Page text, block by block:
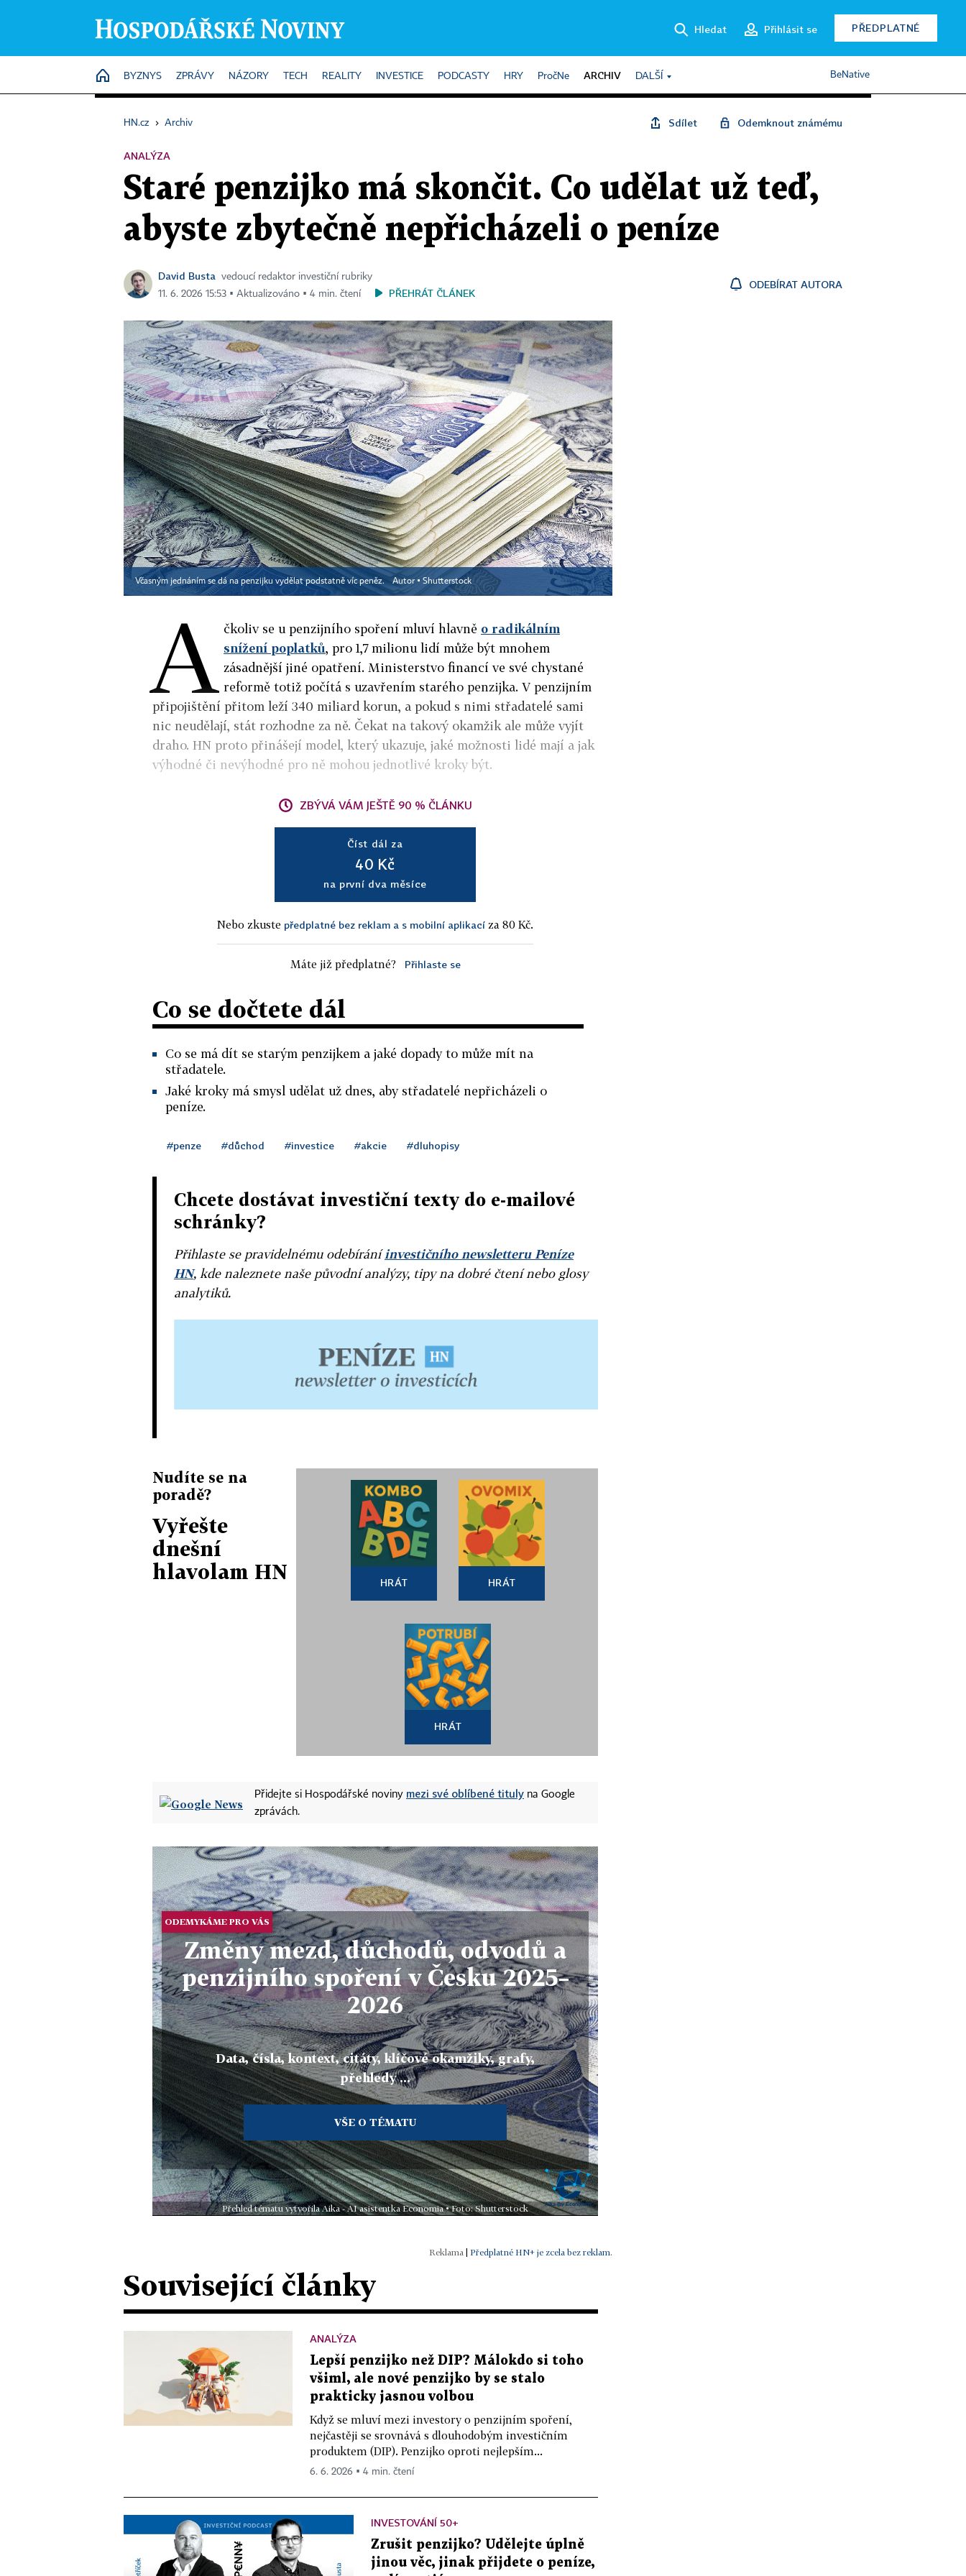
Hledat Přihlásit se PŘEDPLATNÉ
HOME
BYZNYS ZPRÁVY NÁZORY TECH REALITY INVESTICE PODCASTY HRY PročNe ARCHIV DALŠÍ BeNative
HN.cz › Archiv Sdílet Odemknout známému
ANALÝZA
Staré penzijko má skončit. Co udělat už teď,
abyste zbytečně nepřicházeli o peníze
David Busta
vedoucí redaktor investiční rubriky
11. 6. 2026 15:53 ▪ Aktualizováno ▪ 4 min. čtení
PŘEHRÁT ČLÁNEK
ODEBÍRAT AUTORA
Včasným jednáním se dá na penzijku vydělat podstatně víc peněz. Autor ▪ Shutterstock
A čkoliv se u penzijního spoření mluví hlavně o radikálním
snížení poplatků, pro 1,7 milionu lidí může být mnohem
zásadnější jiné opatření. Ministerstvo financí ve své chystané
reformě totiž počítá s uzavřením starého penzijka. V penzijním
připojištění přitom leží 340 miliard korun, a pokud s nimi střadatelé sami
nic neudělají, stát rozhodne za ně. Čekat na takový okamžik ale může vyjít
draho. HN proto přinášejí model, který ukazuje, jaké možnosti lidé mají a jak
výhodné či nevýhodné pro ně mohou jednotlivé kroky být.
ZBÝVÁ VÁM JEŠTĚ 90 % ČLÁNKU
Číst dál za
40 Kč
na první dva měsíce
Nebo zkuste předplatné bez reklam a s mobilní aplikací za 80 Kč.
Máte již předplatné? Přihlaste se
Co se dočtete dál
Co se má dít se starým penzijkem a jaké dopady to může mít na
střadatele.
Jaké kroky má smysl udělat už dnes, aby střadatelé nepřicházeli o
peníze.
#penze #důchod #investice #akcie #dluhopisy
Chcete dostávat investiční texty do e-mailové
schránky?
Přihlaste se pravidelnému odebíráníinvestičního newsletteru Peníze
HN, kde naleznete naše původní analýzy, tipy na dobré čtení nebo glosy
analytiků.
Nudíte se na
poradě?
Vyřešte
dnešní
hlavolam HN
HRÁT HRÁT
HRÁT
Přidejte si Hospodářské noviny mezi své oblíbené tituly na Google
zprávách.
ODEMYKÁME PRO VÁS
Změny mezd, důchodů, odvodů a
penzijního spoření v Česku 2025–
2026
Data, čísla, kontext, citáty, klíčové okamžiky, grafy,
přehledy ...
VŠE O TÉMATU
Přehled tématu vytvořila Aika - AI asistentka Economia • Foto: Shutterstock
Předplatné HN+ je zcela bez reklam.
Související články
ANALÝZA
Lepší penzijko než DIP? Málokdo si toho
všiml, ale nové penzijko by se stalo
prakticky jasnou volbou
Když se mluví mezi investory o penzijním spoření,
nejčastěji se srovnává s dlouhodobým investičním
produktem (DIP). Penzijko oproti nejlepším...
6. 6. 2026 ▪ 4 min. čtení
INVESTOVÁNÍ 50+
Zrušit penzijko? Udělejte úplně
jinou věc, jinak přijdete o peníze,